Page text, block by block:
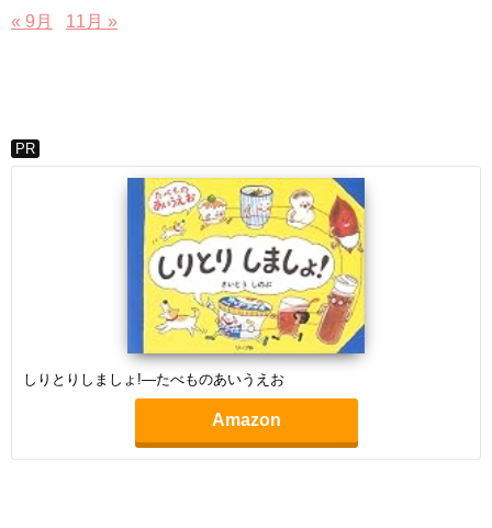
« 9月
11月 »
PR
しりとりしましょ!―たべものあいうえお
Amazon